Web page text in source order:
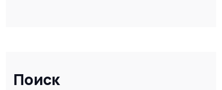
Поиск